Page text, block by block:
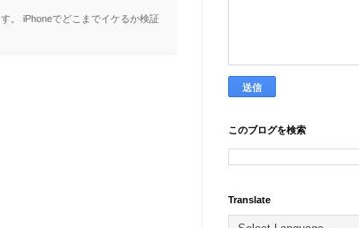
。 iPhoneでどこまでイケるか検証
このブログを検索
Translate